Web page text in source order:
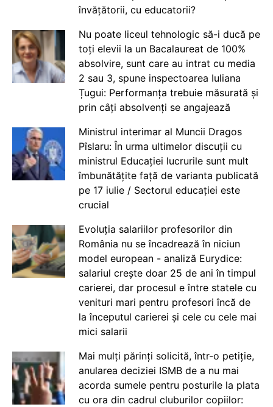
învățătorii, cu educatorii?
Nu poate liceul tehnologic să-i ducă pe
toți elevii la un Bacalaureat de 100%
absolvire, sunt care au intrat cu media
2 sau 3, spune inspectoarea Iuliana
Țugui: Performanța trebuie măsurată și
prin câți absolvenți se angajează
Ministrul interimar al Muncii Dragos
Pîslaru: În urma ultimelor discuții cu
ministrul Educației lucrurile sunt mult
îmbunătățite față de varianta publicată
pe 17 iulie / Sectorul educației este
crucial
Evoluția salariilor profesorilor din
România nu se încadrează în niciun
model european - analiză Eurydice:
salariul crește doar 25 de ani în timpul
carierei, dar procesul e între statele cu
venituri mari pentru profesori încă de
la începutul carierei și cele cu cele mai
mici salarii
Mai mulți părinți solicită, într-o petiție,
anularea deciziei ISMB de a nu mai
acorda sumele pentru posturile la plata
cu ora din cadrul cluburilor copiilor: